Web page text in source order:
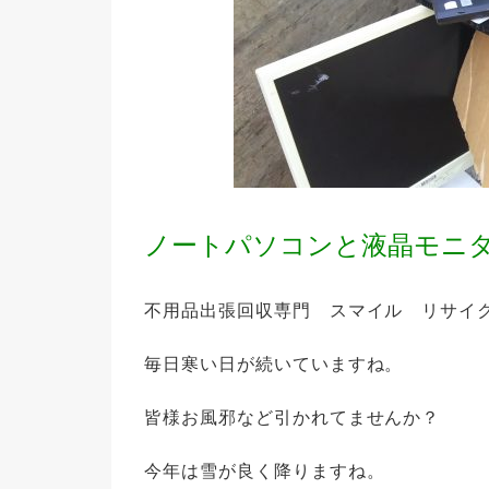
ノートパソコンと液晶モニ
不用品出張回収専門 スマイル リサイ
毎日寒い日が続いていますね。
皆様お風邪など引かれてませんか？
今年は雪が良く降りますね。